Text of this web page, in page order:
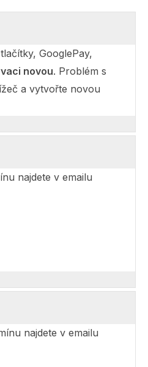
GooglePay,
novou. Problém s
a vytvořte novou
najdete v emailu
najdete v emailu